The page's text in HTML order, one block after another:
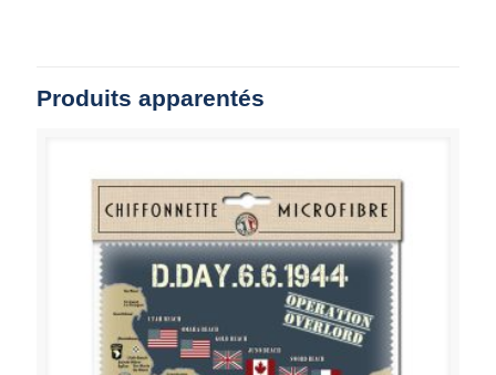
Produits apparentés